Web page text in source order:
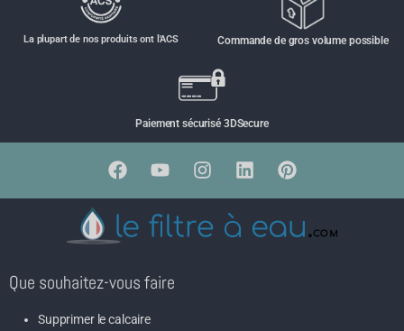
La plupart de nos produits ont l'ACS Commande de gros volume possible
Paiement sécurisé 3DSecure
Que souhaitez-vous faire
Supprimer le calcaire